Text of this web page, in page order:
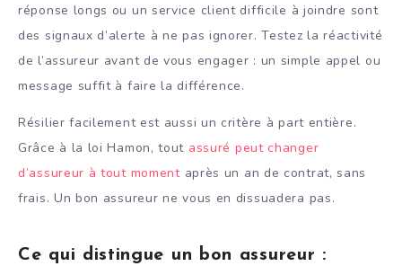
réponse longs ou un service client difficile à joindre sont
des signaux d’alerte à ne pas ignorer. Testez la réactivité
de l’assureur avant de vous engager : un simple appel ou
message suffit à faire la différence.
Résilier facilement est aussi un critère à part entière.
Grâce à la loi Hamon, tout assuré peut changer
d’assureur à tout momentaprès un an de contrat, sans
frais. Un bon assureur ne vous en dissuadera pas.
Ce qui distingue un bon assureur :